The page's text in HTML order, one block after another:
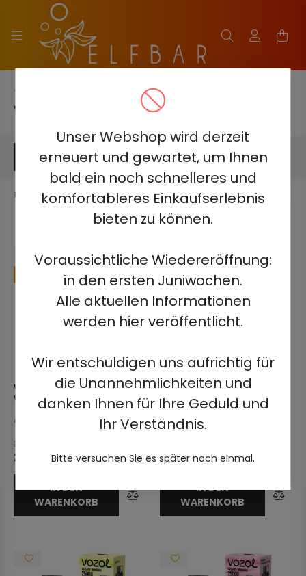
Unser Webshop wird derzeit
erneuert und gewartet, um Ihnen
bald ein noch schnelleres und
komfortableres Einkaufserlebnis
bieten zu können.
Voraussichtliche Wiedereröffnung:
in den ersten Juniwochen.
Alle aktuellen Informationen
werden hier veröffentlicht.
Wir entschuldigen uns aufrichtig für
die Unannehmlichkeiten und
danken Ihnen für Ihre Geduld und
Ihr Verständnis.
Bitte versuchen Sie es später noch einmal.
VOZOL GEAR SISHA 25000 - 0.5%
FILTERN
11 Produkt 1 11
VOZOL GEAR SISHA 25000 -
GRAPE ICE 0.5% NICOTINE
Auf Lager
39,95
24,99 €
IN DEN
WARENKORB
VOZOL GEAR SISHA 25000 -
PEACH ICE 0.5% NICOTINE
Auf Lager
IN DEN
WARENKORB